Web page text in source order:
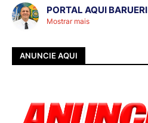
PORTAL AQUI BARUERI
Mostrar mais
ANUNCIE AQUI